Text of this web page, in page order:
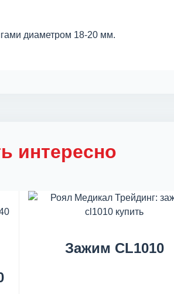
диаметром 18-20 мм.
интересно
Зажим CL1010